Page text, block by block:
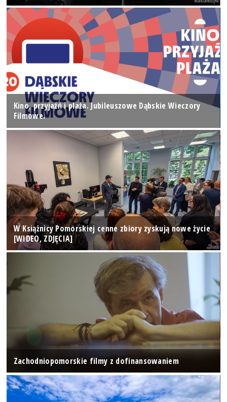
Kino, przyjaźń i plaża. Jubileuszowe Dąbskie Wieczory
Filmowe.
W Książnicy Pomorskiej cenne zbiory zyskują nowe życie
[WIDEO, ZDJĘCIA]
Zachodniopomorskie filmy z dofinansowaniem